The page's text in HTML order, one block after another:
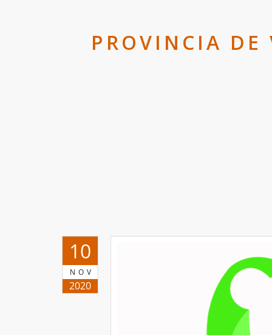
PROVINCIA DE
10
NOV
2020